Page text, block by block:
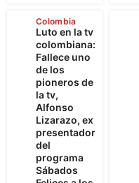
Colombia
Luto en la tv
colombiana:
Fallece uno
de los
pioneros de
la tv,
Alfonso
Lizarazo, ex
presentador
del
programa
Sábados